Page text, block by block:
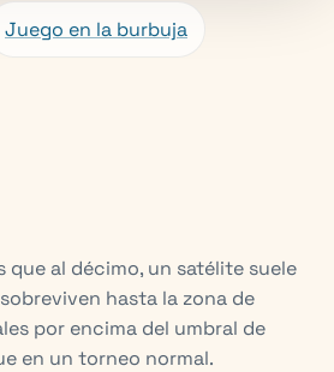
Juego en la burbuja
al décimo, un satélite suele
hasta la zona de
por encima del umbral de
en un torneo normal.